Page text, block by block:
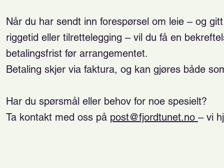
Når du har sendt inn forespørsel om leie – og
riggetid eller tilrettelegging – vil du få en
betalingsfrist før arrangementet.
Betaling skjer via faktura, og kan gjøres både
Har du spørsmål eller behov for noe spesielt?
Ta kontakt med oss på post@fjordtunet.no – vi